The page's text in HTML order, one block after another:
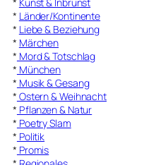
* Länder/Kontinente
* Liebe & Beziehung
* Märchen
* Mord & Totschlag
* München
* Musik & Gesang
* Ostern & Weihnacht
* Pflanzen & Natur
* Poetry Slam
* Politik
* Promis